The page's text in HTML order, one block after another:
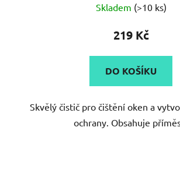
hodnocení
produktu
4,0
z
hvězdiček.
Skladem (>10 ks)
219 Kč
DO KOŠÍKU
Skvělý čistič pro čištění oken a
ochrany. Obsahuje